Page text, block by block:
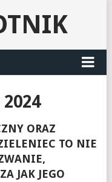
2024
ORAZ
TO NIE
JAK JEGO